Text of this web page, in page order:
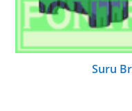
Suru